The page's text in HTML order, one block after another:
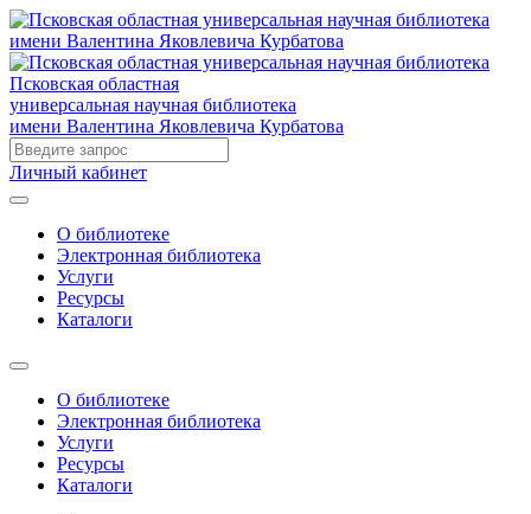
Псковская областная
универсальная научная библиотека
имени Валентина Яковлевича Курбатова
Личный кабинет
О библиотеке
Электронная библиотека
Услуги
Ресурсы
Каталоги
О библиотеке
Электронная библиотека
Услуги
Ресурсы
Каталоги